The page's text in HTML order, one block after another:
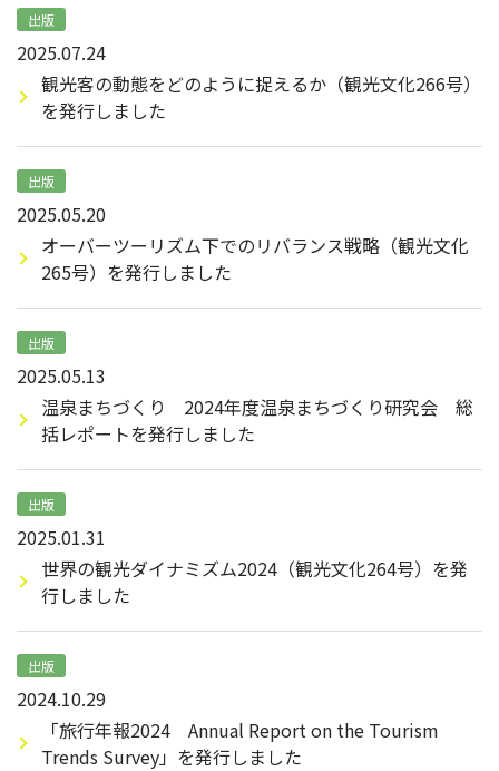
出版
2025.07.24
観光客の動態をどのように捉えるか（観光文化266号）
を発行しました
出版
2025.05.20
オーバーツーリズム下でのリバランス戦略（観光文化
265号）を発行しました
出版
2025.05.13
温泉まちづくり 2024年度温泉まちづくり研究会 総
括レポートを発行しました
出版
2025.01.31
世界の観光ダイナミズム2024（観光文化264号）を発
行しました
出版
2024.10.29
「旅行年報2024 Annual Report on the Tourism
Trends Survey」を発行しました